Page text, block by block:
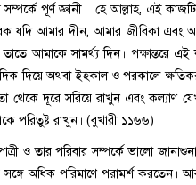
পূর্ণ জ্ঞানী। হে আল্লাহ, এই
যদি আমার দীন, আমার জীবিকা এবং
আমাকে সামর্থ্য দিন। পক্ষান্তরে এই
দিয়ে অথবা ইহকাল ও পরকালে
থেকে দূরে সরিয়ে রাখুন এবং কল্যাণ
পরিতুষ্ট রাখুন। (বুখারী ১১৬৬)
ও তার পরিবার সম্পর্কে ভালো